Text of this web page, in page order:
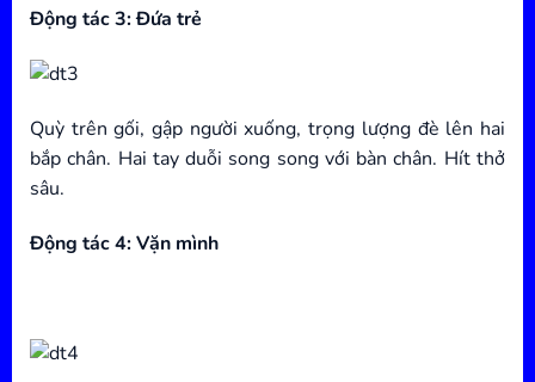
Động tác 3: Đứa trẻ
Quỳ trên gối, gập người xuống, trọng lượng đè lên hai
bắp chân. Hai tay duỗi song song với bàn chân. Hít thở
sâu.
Động tác 4: Vặn mình